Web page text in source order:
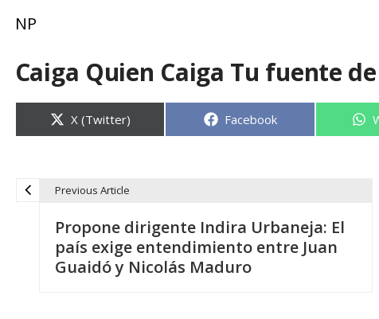
NP
Caiga Quien Caiga Tu fuente
Compartir
en
X (Twitter) Compartir
Facebook
Previous Article
Propone dirigente Indira Urbaneja: El
país exige entendimiento entre Juan
Guaidó y Nicolás Maduro